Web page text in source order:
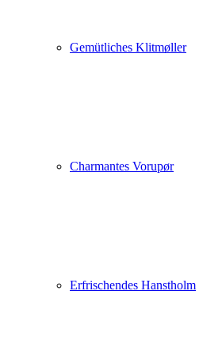
Gemütliches Klitmøller
Charmantes Vorupør
Erfrischendes Hanstholm